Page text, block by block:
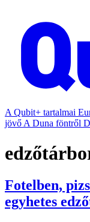
A Qubit+ tartalmai
jövő A Duna föntről
Fotelben,
egyhetes